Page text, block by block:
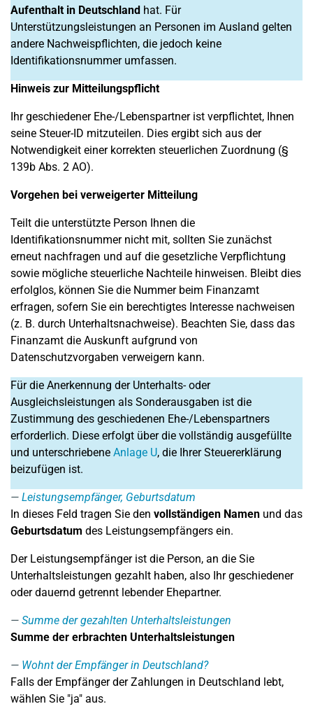
Aufenthalt in Deutschland hat. Für
Unterstützungsleistungen an Personen im Ausland gelten
andere Nachweispflichten, die jedoch keine
Identifikationsnummer umfassen.
Hinweis zur Mitteilungspflicht
Ihr geschiedener Ehe-/Lebenspartner ist verpflichtet, Ihnen
seine Steuer-ID mitzuteilen. Dies ergibt sich aus der
Notwendigkeit einer korrekten steuerlichen Zuordnung (§
139b Abs. 2 AO).
Vorgehen bei verweigerter Mitteilung
Teilt die unterstützte Person Ihnen die
Identifikationsnummer nicht mit, sollten Sie zunächst
erneut nachfragen und auf die gesetzliche Verpflichtung
sowie mögliche steuerliche Nachteile hinweisen. Bleibt dies
erfolglos, können Sie die Nummer beim Finanzamt
erfragen, sofern Sie ein berechtigtes Interesse nachweisen
(z. B. durch Unterhaltsnachweise). Beachten Sie, dass das
Finanzamt die Auskunft aufgrund von
Datenschutzvorgaben verweigern kann.
Für die Anerkennung der Unterhalts- oder
Ausgleichsleistungen als Sonderausgaben ist die
Zustimmung des geschiedenen Ehe-/Lebenspartners
erforderlich. Diese erfolgt über die vollständig ausgefüllte
und unterschriebene Anlage U, die Ihrer Steuererklärung
beizufügen ist.
Leistungsempfänger, Geburtsdatum
In dieses Feld tragen Sie den vollständigen Namen und das
Geburtsdatum des Leistungsempfängers ein.
Der Leistungsempfänger ist die Person, an die Sie
Unterhaltsleistungen gezahlt haben, also Ihr geschiedener
oder dauernd getrennt lebender Ehepartner.
Summe der gezahlten Unterhaltsleistungen
Summe der erbrachten Unterhaltsleistungen
Wohnt der Empfänger in Deutschland?
Falls der Empfänger der Zahlungen in Deutschland lebt,
wählen Sie "ja" aus.